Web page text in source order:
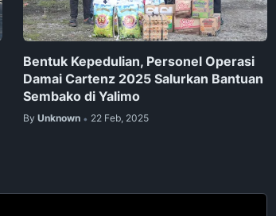
Bentuk Kepedulian, Personel Operasi
Damai Cartenz 2025 Salurkan Bantuan
Sembako di Yalimo
By Unknown • 22 Feb, 2025